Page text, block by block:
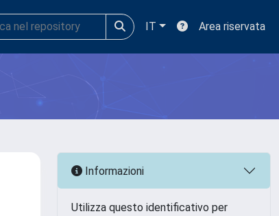
IT Area riservata
Informazioni
Utilizza questo identificativo per